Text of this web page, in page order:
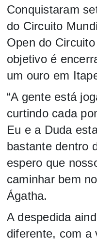
Conquistaram
do Circuito
Open do
objetivo é
um ouro em
“A gente está
curtindo cada
Eu e a Duda
bastante dentro
espero que
caminhar bem
Ágatha.
A despedida
diferente, com a